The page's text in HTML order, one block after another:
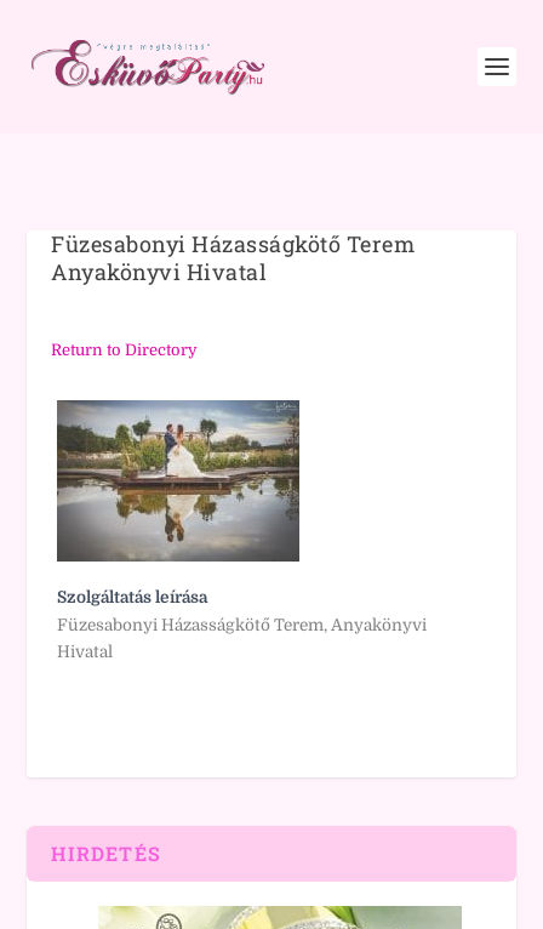
Füzesabonyi Házasságkötő Terem
Anyakönyvi Hivatal
Return to Directory
Szolgáltatás leírása
Füzesabonyi Házasságkötő Terem, Anyakönyvi
Hivatal
HIRDETÉS